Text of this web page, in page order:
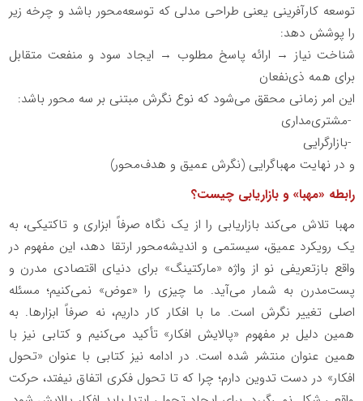
توسعه کارآفرینی یعنی طراحی مدلی که توسعه‌محور باشد و چرخه زیر
را پوشش دهد:
شناخت نیاز → ارائه پاسخ مطلوب → ایجاد سود و منفعت متقابل
برای همه ذی‌نفعان
این امر زمانی محقق می‌شود که نوع نگرش مبتنی بر سه محور باشد:
-مشتری‌مداری
-بازارگرایی
و در نهایت مهباگرایی (نگرش عمیق و هدف‌محور(
رابطه «مهبا» و بازاریابی چیست؟
مهبا تلاش می‌کند بازاریابی را از یک نگاه صرفاً ابزاری و تاکتیکی، به
یک رویکرد عمیق، سیستمی و اندیشه‌محور ارتقا دهد، این مفهوم در
واقع بازتعریفی نو از واژه «مارکتینگ» برای دنیای اقتصادی مدرن و
پست‌مدرن به شمار می‌آید. ما چیزی را «عوض» نمی‌کنیم؛ مسئله
اصلی تغییر نگرش است. ما با افکار کار داریم، نه صرفاً ابزارها. به
همین دلیل بر مفهوم «پالایش افکار» تأکید می‌کنیم و کتابی نیز با
همین عنوان منتشر شده است. در ادامه نیز کتابی با عنوان «تحول
افکار» در دست تدوین دارم؛ چرا که تا تحول فکری اتفاق نیفتد، حرکت